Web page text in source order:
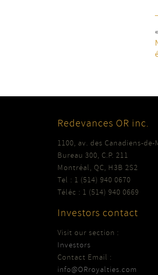
«
Redevances OR inc.
1100, av. des Canadiens-
Bureau 300, C.P. 211
Montréal, QC, H3B 2S2
Tel : 1 (514) 940 0670
Téléc : 1 (514) 940 0669
Investors contact
Visit our section :
Investors
Contact Email :
info@ORroyalties.com